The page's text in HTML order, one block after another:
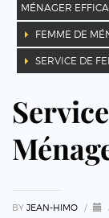
MÉNAGER
FEMME DE
SERVICE DE
BY JEAN-HIMO /